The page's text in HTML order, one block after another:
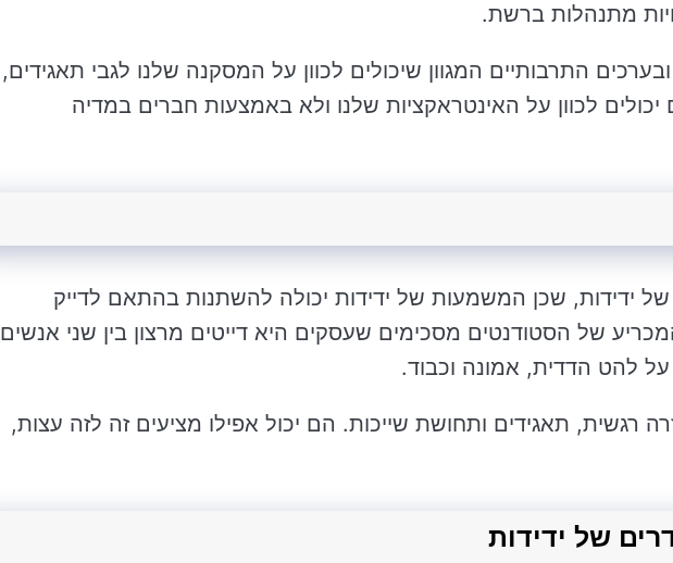
מתנהלות ברשת.
ובערכים התרבותיים המגוון שיכולים לכוון על המסקנה שלנו לגבי תאגידים,
יכולים לכוון על האינטראקציות שלנו ולא באמצעות חברים במדיה
ידידות, שכן המשמעות של ידידות יכולה להשתנות בהתאם לדייק
של הסטודנטים מסכימים שעסקים היא דייטים מרצון בין שני אנשים
להט הדדית, אמונה וכבוד.
רגשית, תאגידים ותחושת שייכות. הם יכול אפילו מציעים זה לזה עצות,
של ידידות